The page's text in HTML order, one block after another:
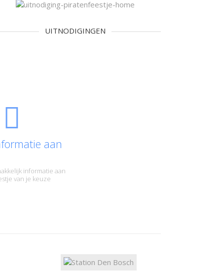
UITNODIGINGEN
aan
informatie aan
van je keuze